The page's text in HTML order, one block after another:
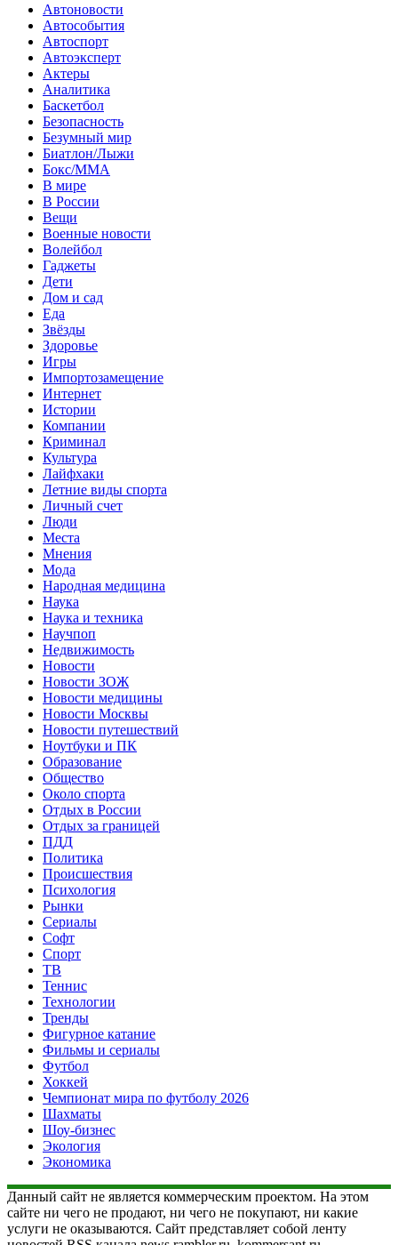
Автоновости
Автособытия
Автоспорт
Автоэксперт
Актеры
Аналитика
Баскетбол
Безопасность
Безумный мир
Биатлон/Лыжи
Бокс/MMA
В мире
В России
Вещи
Военные новости
Волейбол
Гаджеты
Дети
Дом и сад
Еда
Звёзды
Здоровье
Игры
Импортозамещение
Интернет
Истории
Компании
Криминал
Культура
Лайфхаки
Летние виды спорта
Личный счет
Люди
Места
Мнения
Мода
Народная медицина
Наука
Наука и техника
Научпоп
Недвижимость
Новости
Новости ЗОЖ
Новости медицины
Новости Москвы
Новости путешествий
Ноутбуки и ПК
Образование
Общество
Около спорта
Отдых в России
Отдых за границей
ПДД
Политика
Происшествия
Психология
Рынки
Сериалы
Софт
Спорт
ТВ
Теннис
Технологии
Тренды
Фигурное катание
Фильмы и сериалы
Футбол
Хоккей
Чемпионат мира по футболу 2026
Шахматы
Шоу-бизнес
Экология
Экономика
Данный сайт не является коммерческим проектом. На этом
сайте ни чего не продают, ни чего не покупают, ни какие
услуги не оказываются. Сайт представляет собой ленту